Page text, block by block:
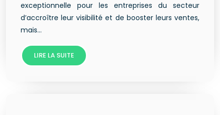
exceptionnelle pour les entreprises du secteur
d’accroître leur visibilité et de booster leurs ventes,
mais…
LIRE LA SUITE